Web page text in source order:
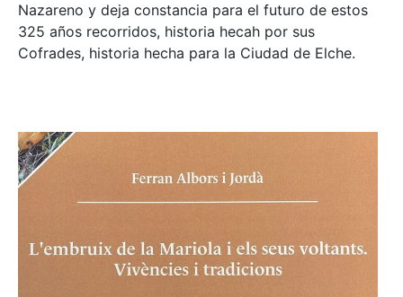
Nazareno y deja constancia para el futuro de estos
325 años recorridos, historia hecah por sus
Cofrades, historia hecha para la Ciudad de Elche.